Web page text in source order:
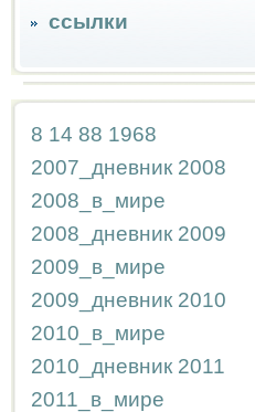
ссылки
8 14 88 1968
2007_дневник 2008
2008_в_мире
2008_дневник 2009
2009_в_мире
2009_дневник 2010
2010_в_мире
2010_дневник 2011
2011_в_мире